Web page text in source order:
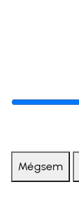
Mégsem